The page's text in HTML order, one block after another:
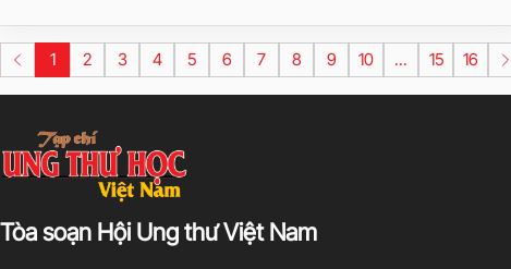
1 2 3 4 5 6 7 8 9 10 ... 15 16
Tòa soạn Hội Ung thư Việt Nam